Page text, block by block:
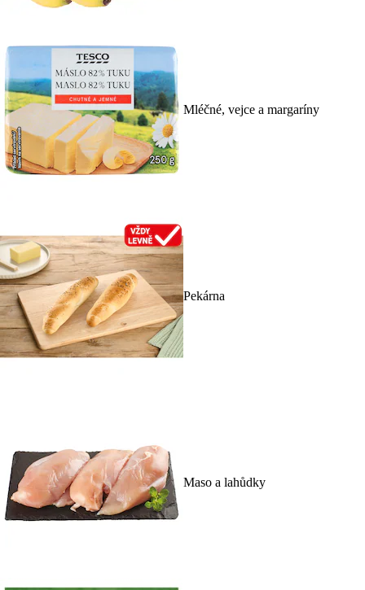
Mléčné, vejce a margaríny
Pekárna
Maso a lahůdky